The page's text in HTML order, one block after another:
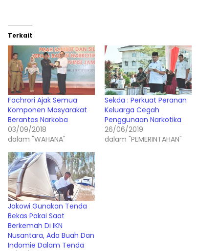
Terkait
Fachrori Ajak Semua
Komponen Masyarakat
Berantas Narkoba
03/09/2018
dalam "WAHANA"
Sekda : Perkuat Peranan
Keluarga Cegah
Penggunaan Narkotika
26/06/2019
dalam "PEMERINTAHAN"
Jokowi Gunakan Tenda
Bekas Pakai Saat
Berkemah Di IKN
Nusantara, Ada Buah Dan
Indomie Dalam Tenda